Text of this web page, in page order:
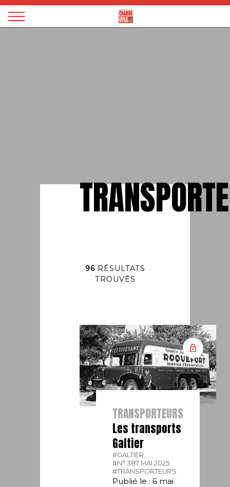
Magazine
96RÉSULTATS
TROUVÉS
TRANSPORTEURS
Les transports
Galtier
#GALTIER.
#N° 387 MAI 2025.
#TRANSPORTEURS.
Publié le : 6 mai
Panneau de gestion des cookies